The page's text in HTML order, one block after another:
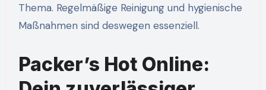
Thema. Regelmäßige Reinigung und hygienische
Maßnahmen sind deswegen essenziell.
Packer’s Hot Online: